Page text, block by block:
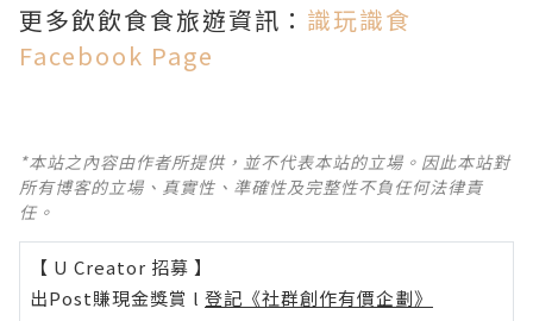
更多飲飲食食旅遊資訊： 識玩識食
Facebook Page
*本站之內容由作者所提供，並不代表本站的立場。因此本站對
所有博客的立場、真實性、準確性及完整性不負任何法律責
任。
【 U Creator 招募 】
出Post賺現金獎賞 l 登記《社群創作有價企劃》